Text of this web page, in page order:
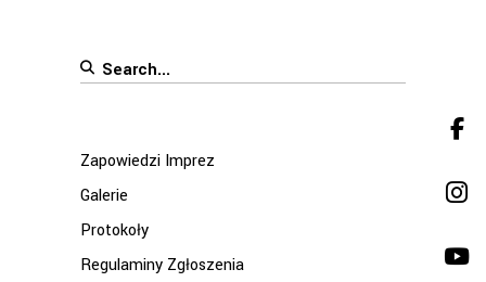
Search
Zapowiedzi Imprez
Galerie
Protokoły
Regulaminy Zgłoszenia